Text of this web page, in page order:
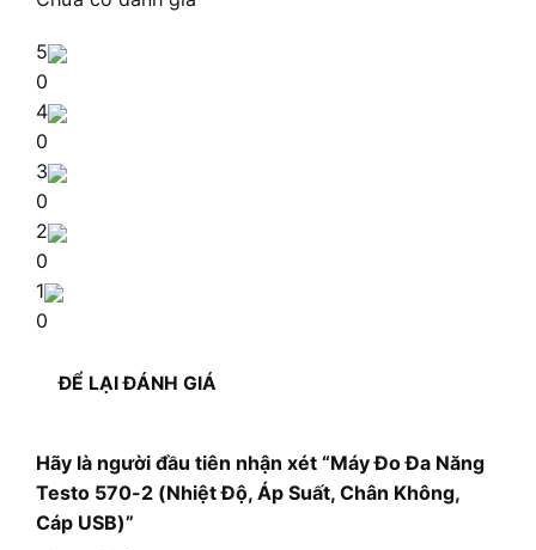
5
0
4
0
3
0
2
0
1
0
ĐỂ LẠI ĐÁNH GIÁ
Hãy là người đầu tiên nhận xét “Máy Đo Đa Năng
Testo 570-2 (Nhiệt Độ, Áp Suất, Chân Không,
Cáp USB)”